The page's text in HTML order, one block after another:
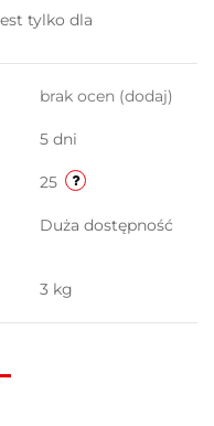
tylko dla
brak ocen (dodaj)
5 dni
25
Duża dostępność
3 kg